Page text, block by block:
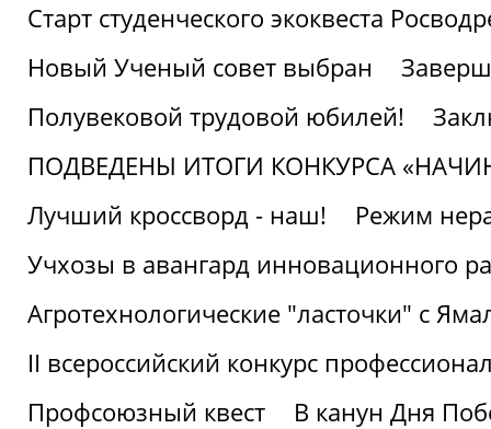
Старт студенческого экоквеста
Новый Ученый совет выбран
Полувековой трудовой юбилей!
ПОДВЕДЕНЫ ИТОГИ КОНКУРСА
Лучший кроссворд - наш!
Режим
Учхозы в авангард инновационного
Агротехнологические "ласточки" с
II всероссийский конкурс
Профсоюзный квест
В канун Дня